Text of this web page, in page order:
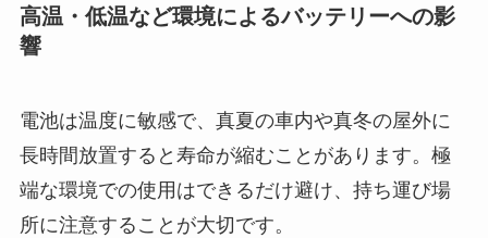
高温・低温など環境によるバッテリーへの影
響
電池は温度に敏感で、真夏の車内や真冬の屋外に
長時間放置すると寿命が縮むことがあります。極
端な環境での使用はできるだけ避け、持ち運び場
所に注意することが大切です。